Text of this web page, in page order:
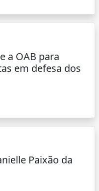
a OAB para
em defesa dos
Paixão da